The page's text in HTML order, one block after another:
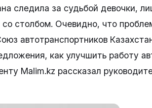
следила за судьбой девочки,
со столбом. Очевидно, что
автотранспортников
как улучшить работу
Malim.kz рассказал